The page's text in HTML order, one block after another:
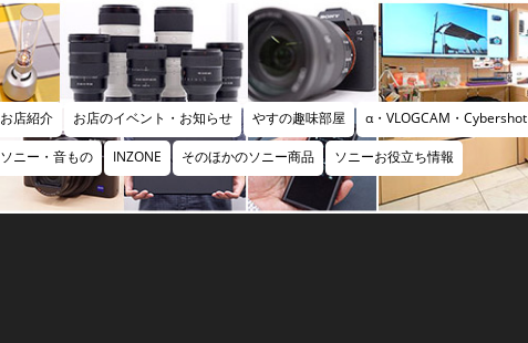
お店紹介 お店のイベント・お知らせ やすの趣味部屋 α・VLOGCAM・Cybershot
ソニー・音もの INZONE そのほかのソニー商品 ソニーお役立ち情報